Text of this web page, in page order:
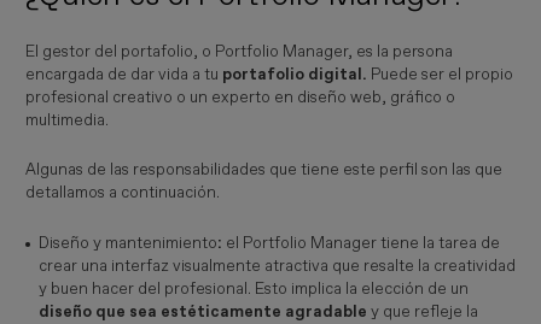
El gestor del portafolio, o Portfolio Manager, es la persona
encargada de dar vida a tu portafolio digital. Puede ser el propio
profesional creativo o un experto en diseño web, gráfico o
multimedia.
Algunas de las responsabilidades que tiene este perfil son las que
detallamos a continuación.
Diseño y mantenimiento: el Portfolio Manager tiene la tarea de
crear una interfaz visualmente atractiva que resalte la creatividad
y buen hacer del profesional. Esto implica la elección de un
diseño que sea estéticamente agradable y que refleje la